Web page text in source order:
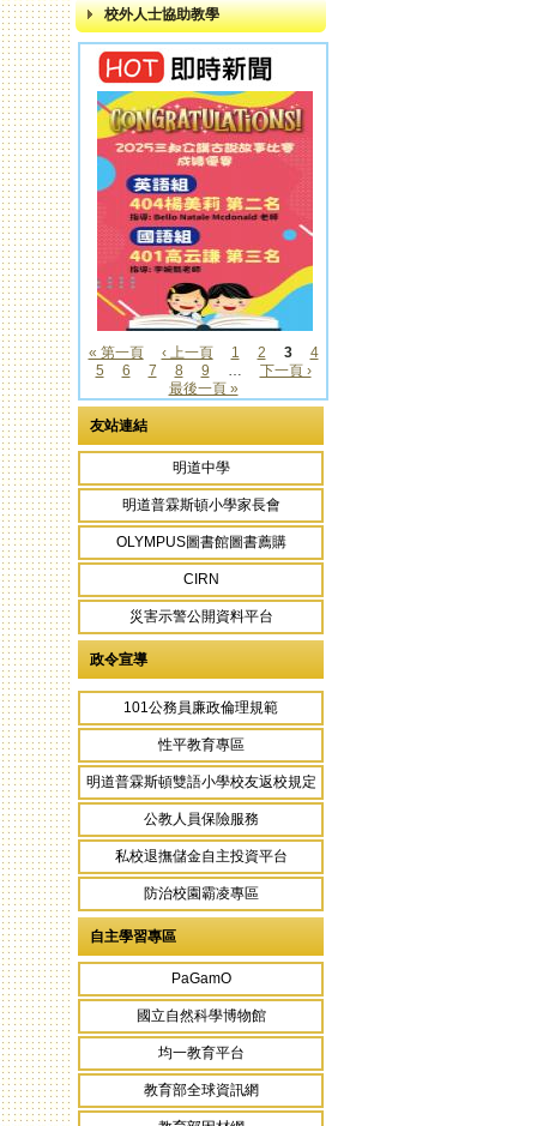
校外人士協助教學
頁面
« 第一頁 ‹ 上一頁 1 2 3
4
5
6 7 8 9 …
下一頁 ›
最後一頁 »
友站連結
明道中學
明道普霖斯頓小學家長會
OLYMPUS圖書館圖書薦購
CIRN
災害示警公開資料平台
政令宣導
101公務員廉政倫理規範
性平教育專區
明道普霖斯頓雙語小學校友返校規定
公教人員保險服務
私校退撫儲金自主投資平台
防治校園霸凌專區
自主學習專區
PaGamO
國立自然科學博物館
均一教育平台
教育部全球資訊網